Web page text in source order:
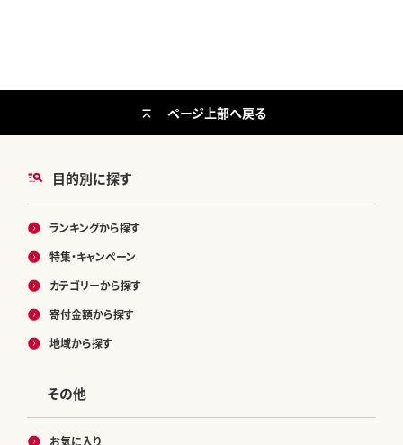
目的別に探す
ランキングから探す
特集・キャンペーン
カテゴリーから探す
寄付金額から探す
地域から探す
その他
お気に入り
ページ上部へ戻る